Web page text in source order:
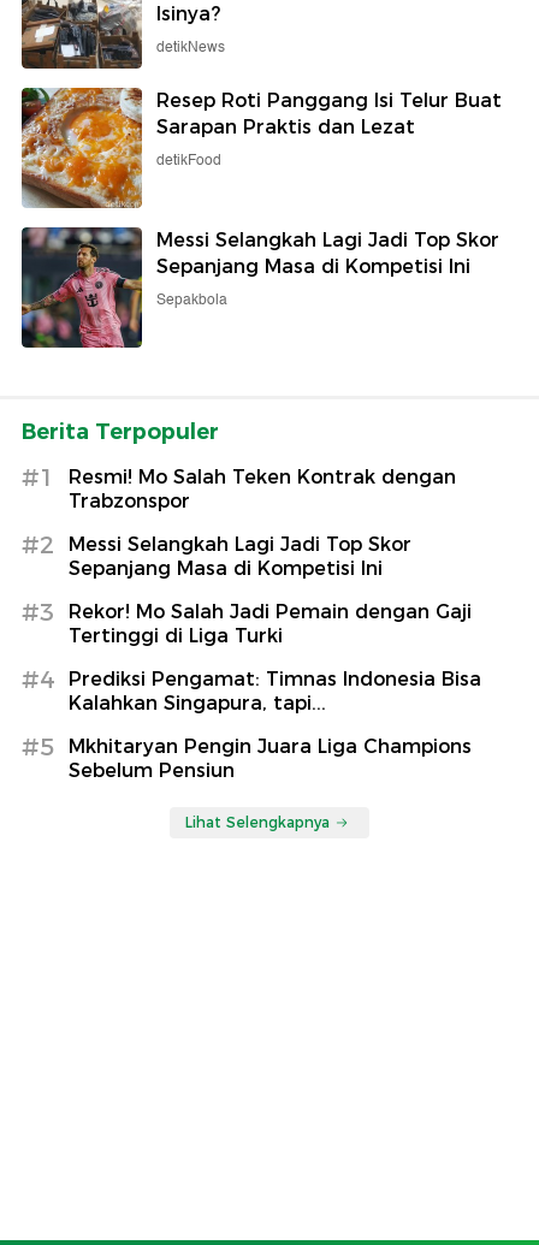
Isinya?
detikNews
Resep Roti Panggang Isi Telur Buat
Sarapan Praktis dan Lezat
detikFood
Messi Selangkah Lagi Jadi Top Skor
Sepanjang Masa di Kompetisi Ini
Sepakbola
Berita Terpopuler
#1
Resmi! Mo Salah Teken Kontrak dengan
Trabzonspor
#2
Messi Selangkah Lagi Jadi Top Skor
Sepanjang Masa di Kompetisi Ini
#3
Rekor! Mo Salah Jadi Pemain dengan Gaji
Tertinggi di Liga Turki
#4
Prediksi Pengamat: Timnas Indonesia Bisa
Kalahkan Singapura, tapi...
#5
Mkhitaryan Pengin Juara Liga Champions
Sebelum Pensiun
Lihat Selengkapnya